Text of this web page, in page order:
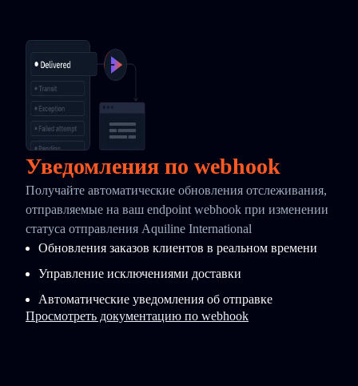
Уведомления по webhook
Получайте автоматические обновления отслеживания,
отправляемые на ваш endpoint webhook при изменении
статуса отправления Aquiline International
Обновления заказов клиентов в реальном времени
Управление исключениями доставки
Автоматические уведомления об отправке
Просмотреть документацию по webhook